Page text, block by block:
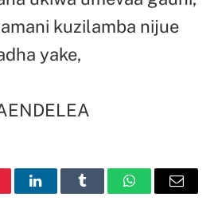
kuzilamba nijue
yake,
LinkedInTumblr WhatsAppEmail